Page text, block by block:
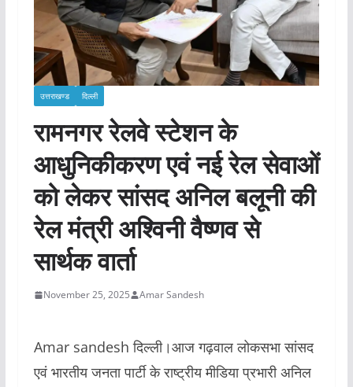
उत्तराखण्ड दिल्ली
रामनगर रेलवे स्टेशन के
आधुनिकीकरण एवं नई रेल सेवाओं
को लेकर सांसद अनिल बलूनी की
रेल मंत्री अश्विनी वैष्णव से
सार्थक वार्ता
November 25, 2025 Amar Sandesh
Amar sandesh दिल्ली।आज गढ़वाल लोकसभा सांसद
एवं भारतीय जनता पार्टी के राष्ट्रीय मीडिया प्रभारी अनिल